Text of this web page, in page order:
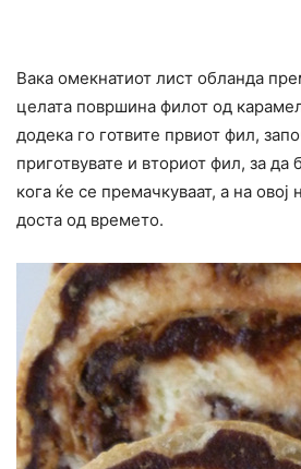
Вака омекнатиот лист обланда
целата површина филот од
додека го готвите првиот фил,
приготвувате и вториот фил, за да
кога ќе се премачкуваат, а на овој
доста од времето.